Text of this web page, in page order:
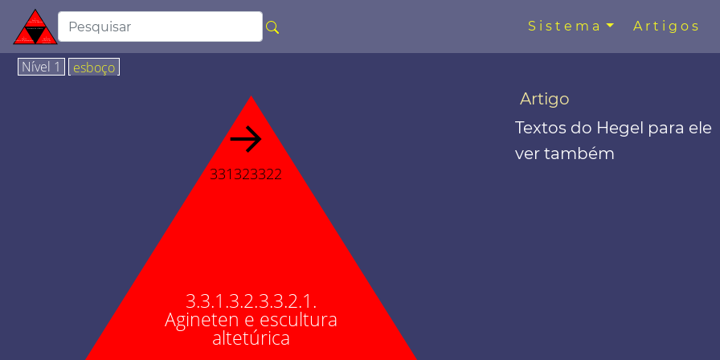
Sistema Artigos
Nível 1 esboço
3.3.1.3.2.3.3.2.1.
Agineten e escultura
altetúrica
→
331323322
Artigo
Textos do Hegel para ele
ver também